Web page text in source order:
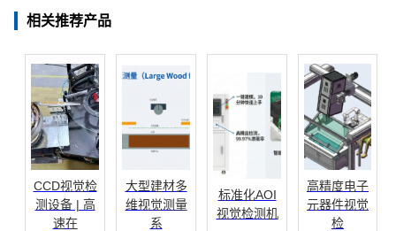
相关推荐产品
CCD视觉检
测设备 | 高
速在
大型建材多
维视觉测量
系
标准化AOI
视觉检测机
高精度电子
元器件视觉
检